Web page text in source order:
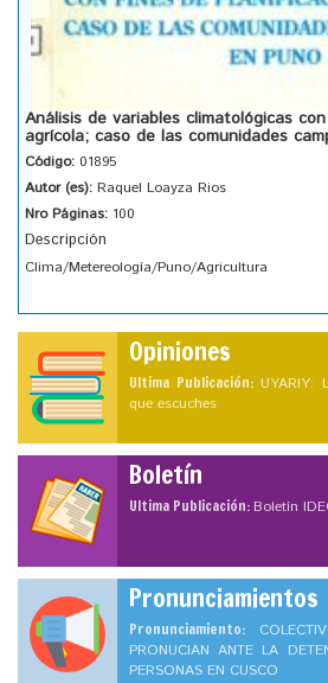
Análisis de variables climatológicas
agrícola; caso de las comunidades
Código: 01895
Autor (es): Raquel Loayza Rios
Nro Páginas: 100
Descripción
Clima/Metereología/Puno/Agricultura
Opiniones
Ultima Publicación: UYARIY:
que escuches
Boletín
Ultima Publicación:Boletín
Pronunciamientos
Pronunciamiento:
PRONUCIAN ANTE LA
PERSONAS EN CUSCO